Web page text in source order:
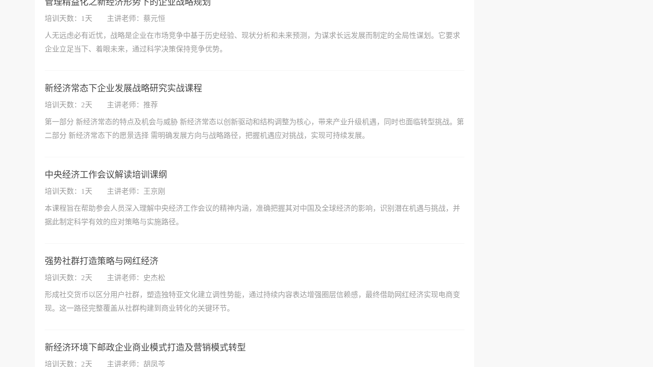
管理精益化之新经济形势下的企业战略规划
培训天数：1天 主讲老师：蔡元恒
人无远虑必有近忧，战略是企业在市场竞争中基于历史经验、现状分析和未来预测，为谋求长远发展而制定的全局性谋划。它要求
企业立足当下、着眼未来，通过科学决策保持竞争优势。
新经济常态下企业发展战略研究实战课程
培训天数：2天 主讲老师：推荐
第一部分 新经济常态的特点及机会与威胁 新经济常态以创新驱动和结构调整为核心，带来产业升级机遇，同时也面临转型挑战。第
二部分 新经济常态下的愿景选择 需明确发展方向与战略路径，把握机遇应对挑战，实现可持续发展。
中央经济工作会议解读培训课纲
培训天数：1天 主讲老师：王京刚
本课程旨在帮助参会人员深入理解中央经济工作会议的精神内涵，准确把握其对中国及全球经济的影响，识别潜在机遇与挑战，并
据此制定科学有效的应对策略与实施路径。
强势社群打造策略与网红经济
培训天数：2天 主讲老师：史杰松
形成社交货币以区分用户社群，塑造独特亚文化建立调性势能，通过持续内容表达增强圈层信赖感，最终借助网红经济实现电商变
现。这一路径完整覆盖从社群构建到商业转化的关键环节。
新经济环境下邮政企业商业模式打造及营销模式转型
培训天数：2天 主讲老师：胡凤芩